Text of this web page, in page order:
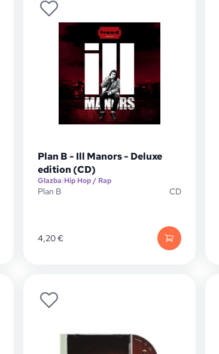
Plan B - Ill Manors - Deluxe
edition (CD)
Glazba|Hip Hop / Rap
Plan B CD
4,20€